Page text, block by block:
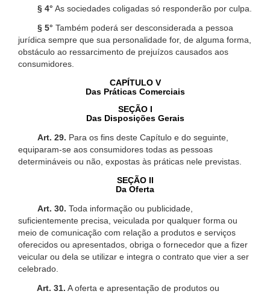
§ 4° As sociedades coligadas só responderão por culpa.
§ 5° Também poderá ser desconsiderada a pessoa
jurídica sempre que sua personalidade for, de alguma forma,
obstáculo ao ressarcimento de prejuízos causados aos
consumidores.
CAPÍTULO V
Das Práticas Comerciais
SEÇÃO I
Das Disposições Gerais
Art. 29. Para os fins deste Capítulo e do seguinte,
equiparam-se aos consumidores todas as pessoas
determináveis ou não, expostas às práticas nele previstas.
SEÇÃO II
Da Oferta
Art. 30. Toda informação ou publicidade,
suficientemente precisa, veiculada por qualquer forma ou
meio de comunicação com relação a produtos e serviços
oferecidos ou apresentados, obriga o fornecedor que a fizer
veicular ou dela se utilizar e integra o contrato que vier a ser
celebrado.
Art. 31. A oferta e apresentação de produtos ou